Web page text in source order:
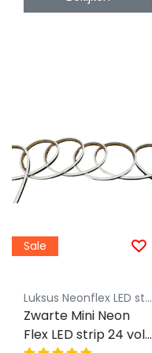
Sale
Luksus Neonflex LED strips
Zwarte Mini Neon
Flex LED strip 24 volt